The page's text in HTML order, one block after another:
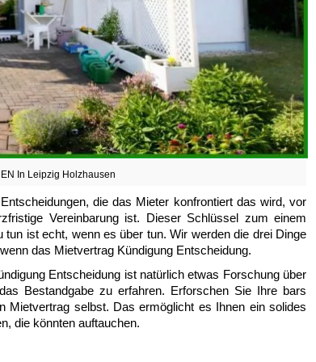
In Leipzig Holzhausen
die das Mieter konfrontiert das wird, vor
Vereinbarung ist. Dieser Schlüssel zum einem
ist echt, wenn es über tun. Wir werden die drei Dinge
das Mietvertrag Kündigung Entscheidung.
Entscheidung ist natürlich etwas Forschung über
Bestandgabe zu erfahren. Erforschen Sie Ihre bars
Mietvertrag selbst. Das ermöglicht es Ihnen ein solides
die könnten auftauchen.